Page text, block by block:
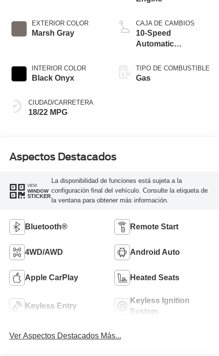
EXTERIOR COLOR
Marsh Gray
INTERIOR COLOR
Black Onyx
CIUDAD/CARRETERA
18/22 MPG
CAJA DE CAMBIOS
10-Speed
Automatic
TIPO DE COMBUSTIBLE
Gas
Aspectos Destacados
VIEW
WINDOW
STICKER
La disponibilidad de funciones está sujeta a la
configuración final del vehículo. Consulte la etiqueta de
la ventana para obtener más información.
Bluetooth® Remote Start
4WD/AWD Android Auto
Apple CarPlay Heated Seats
Keyless Entry
Keyless Ignition
System
Ver Aspectos Destacados Más...